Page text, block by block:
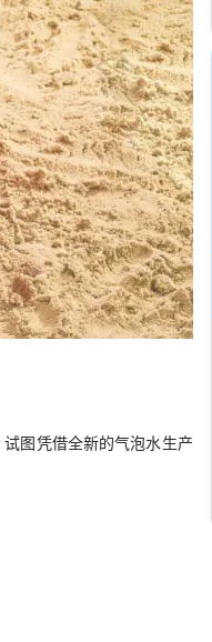
图凭借全新的气泡水生产